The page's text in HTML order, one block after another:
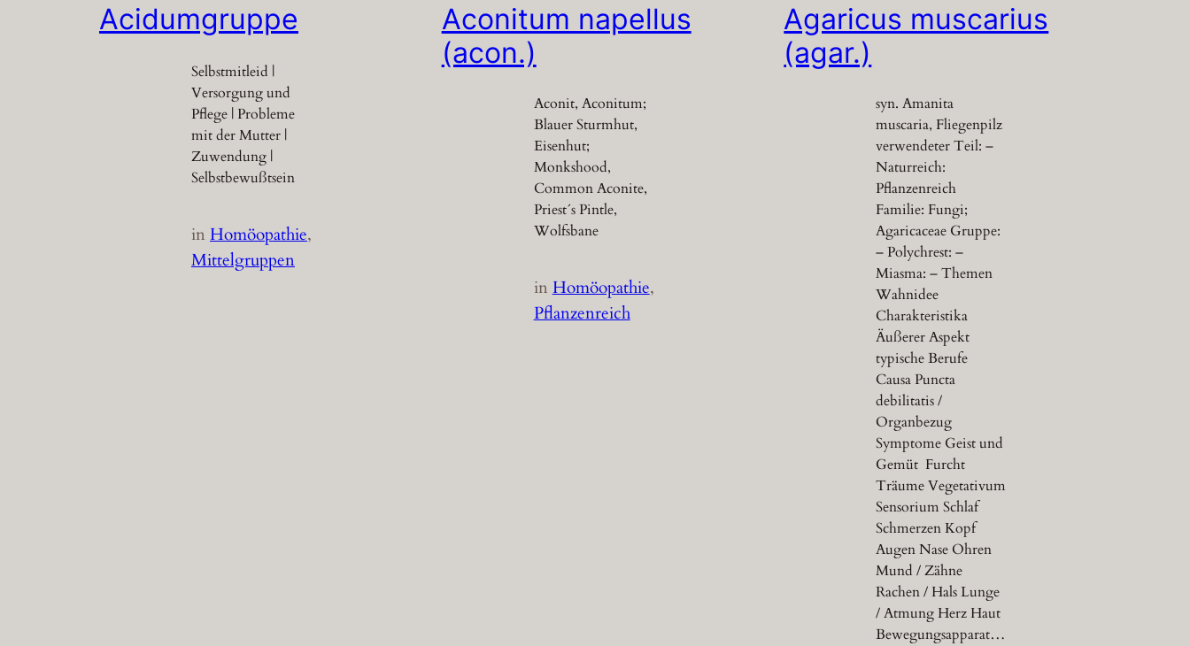
Acidumgruppe
Selbstmitleid |
Versorgung und
Pflege | Probleme
mit der Mutter |
Zuwendung |
Selbstbewußtsein
inHomöopathie
Mittelgruppen
Aconitum napellus
(acon.)
Aconit, Aconitum;
Blauer Sturmhut,
Eisenhut;
Monkshood,
Common Aconite,
Priest´s Pintle,
Wolfsbane
inHomöopathie
Pflanzenreich
Agaricus muscarius
(agar.)
syn. Amanita
muscaria, Fliegenpilz
verwendeter Teil: –
Naturreich:
Pflanzenreich
Familie: Fungi;
Agaricaceae Gruppe:
– Polychrest: –
Miasma: – Themen
Wahnidee
Charakteristika
Äußerer Aspekt
typische Berufe
Causa Puncta
debilitatis /
Organbezug
Symptome Geist und
Gemüt Furcht
Träume Vegetativum
Sensorium Schlaf
Schmerzen Kopf
Augen Nase Ohren
Mund / Zähne
Rachen / Hals Lunge
/ Atmung Herz Haut
Bewegungsapparat…